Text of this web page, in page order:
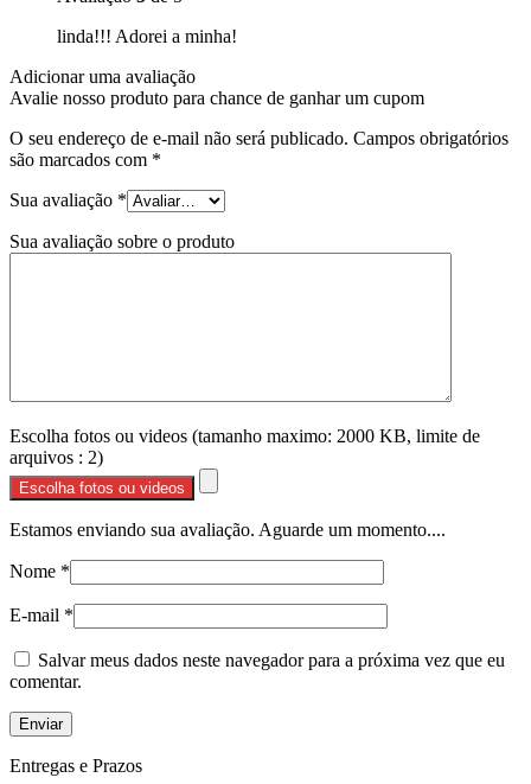
linda!!! Adorei a minha!
Adicionar uma avaliação
Avalie nosso produto para chance de ganhar um cupom
O seu endereço de e-mail não será publicado. Campos obrigatórios
são marcados com *
Sua avaliação *
Sua avaliação sobre o produto
Escolha fotos ou videos (tamanho maximo: 2000 KB, limite de
arquivos : 2)
Escolha fotos ou videos
Estamos enviando sua avaliação. Aguarde um momento....
Nome *
E-mail *
Salvar meus dados neste navegador para a próxima vez que eu
comentar.
Entregas e Prazos